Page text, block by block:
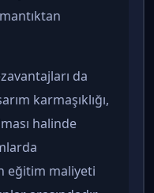
da
karmaşıklığı,
halinde
eğitim maliyeti